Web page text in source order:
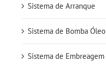
Sistema de Arranque
Sistema de Bomba Óleo
Sistema de Embreagem